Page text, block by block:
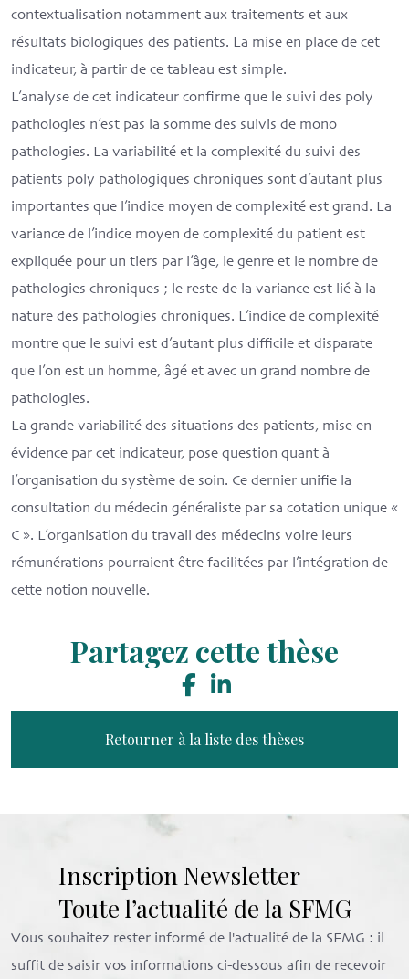
contextualisation notamment aux traitements et aux
résultats biologiques des patients. La mise en place de cet
indicateur, à partir de ce tableau est simple.
L’analyse de cet indicateur confirme que le suivi des poly
pathologies n’est pas la somme des suivis de mono
pathologies. La variabilité et la complexité du suivi des
patients poly pathologiques chroniques sont d’autant plus
importantes que l’indice moyen de complexité est grand. La
variance de l’indice moyen de complexité du patient est
expliquée pour un tiers par l’âge, le genre et le nombre de
pathologies chroniques ; le reste de la variance est lié à la
nature des pathologies chroniques. L’indice de complexité
montre que le suivi est d’autant plus difficile et disparate
que l’on est un homme, âgé et avec un grand nombre de
pathologies.
La grande variabilité des situations des patients, mise en
évidence par cet indicateur, pose question quant à
l’organisation du système de soin. Ce dernier unifie la
consultation du médecin généraliste par sa cotation unique «
C ». L’organisation du travail des médecins voire leurs
rémunérations pourraient être facilitées par l’intégration de
cette notion nouvelle.
Partagez cette thèse
Retourner à la liste des thèses
Inscription Newsletter
Toute l’actualité de la SFMG
Vous souhaitez rester informé de l'actualité de la SFMG : il
suffit de saisir vos informations ci-dessous afin de recevoir